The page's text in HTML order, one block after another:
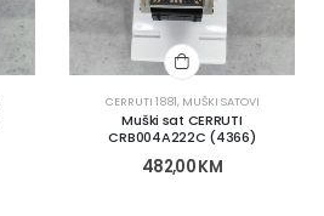
CERRUTI 1881, MUŠKI SATOVI
Muški sat CERRUTI
CRB004A222C (4366)
482,00KM